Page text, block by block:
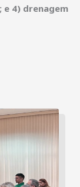
e 4) drenagem